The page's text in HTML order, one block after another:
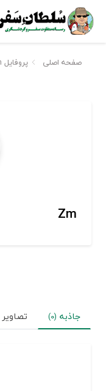
صفحه اصلی پروفایل Zm
Zm
جاذبه (0) تصاویر